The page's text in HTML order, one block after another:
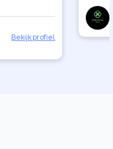
Bekijk profiel